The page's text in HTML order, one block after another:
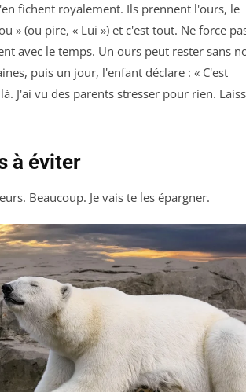
fichent royalement. Ils prennent l'ours, le
» (ou pire, « Lui ») et c'est tout. Ne force
avec le temps. Un ours peut rester sans
puis un jour, l'enfant déclare : « C'est
J'ai vu des parents stresser pour rien.
à éviter
Beaucoup. Je vais te les épargner.